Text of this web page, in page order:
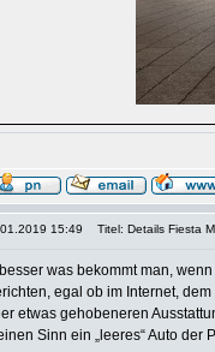
15:49 Titel: Details Fiesta
was bekommt man,
egal ob im Internet,
etwas gehobeneren
Sinn ein „leeres“ Auto der